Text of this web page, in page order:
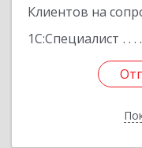
Клиентов на
1С:Специалист